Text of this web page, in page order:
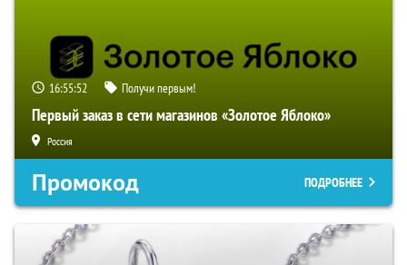
16:55:51 Получи первым!
Первый заказ в сети магазинов «Золотое Яблоко»
Россия
Промокод ПОДРОБНЕЕ